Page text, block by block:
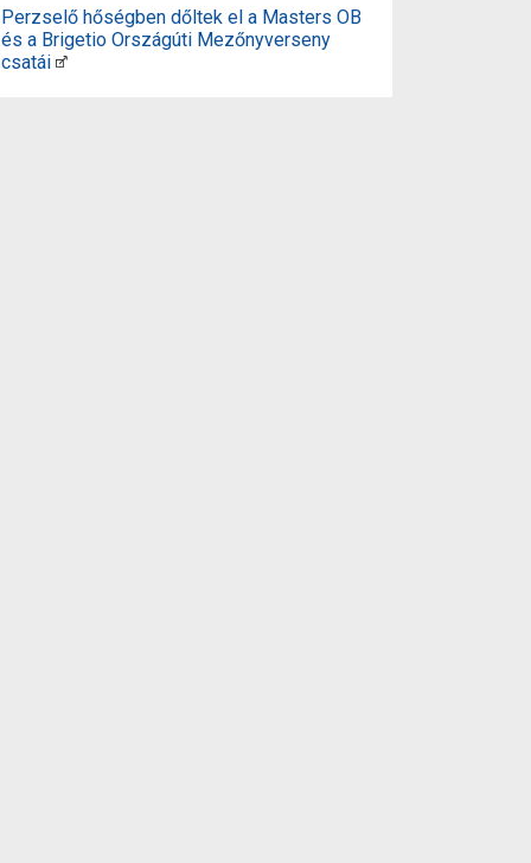
Perzselő hőségben dőltek el a Masters OB
és a Brigetio Országúti Mezőnyverseny
csatái